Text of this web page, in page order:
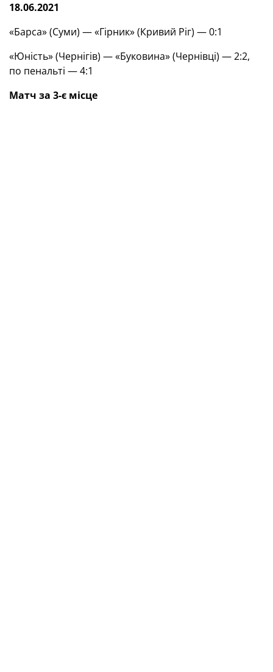
18.06.2021
«Барса» (Суми) — «Гірник» (Кривий Ріг) — 0:1
«Юність» (Чернігів) — «Буковина» (Чернівці) — 2:2,
по пенальті — 4:1
Матч за 3-є місце